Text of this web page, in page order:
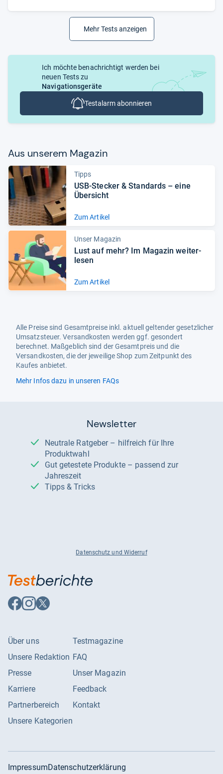
Mehr Tests anzeigen
Ich möchte benachrichtigt werden bei
neuen Tests zu
Navigationsgeräte
Testalarm abonnieren
Aus unse­rem Maga­zin
Tipps
USB-​Ste­cker & Stan­dards – eine
Über­sicht
Zum Artikel
Unser Magazin
Lust auf mehr? Im Maga­zin wei­ter­
le­sen
Zum Artikel
Alle Preise sind Gesamtpreise inkl. aktuell geltender gesetzlicher
Umsatzsteuer. Versandkosten werden ggf. gesondert
berechnet. Maßgeblich sind der Gesamtpreis und die
Versandkosten, die der jeweilige Shop zum Zeitpunkt des
Kaufes anbietet.
Mehr Infos dazu in unseren FAQs
Newsletter
Neutrale Ratgeber – hilfreich für Ihre
Produktwahl
Gut getestete Produkte – passend zur
Jahreszeit
Tipps & Tricks
Datenschutz und Widerruf
Auf
Facebook
Auf
Instagram
Auf
X
Über uns
Unsere Redaktion
Presse
Karriere
Partnerbereich
Unsere Kategorien
Testmagazine
FAQ
Unser Magazin
Feedback
Kontakt
ImpressumDatenschutzerklärung